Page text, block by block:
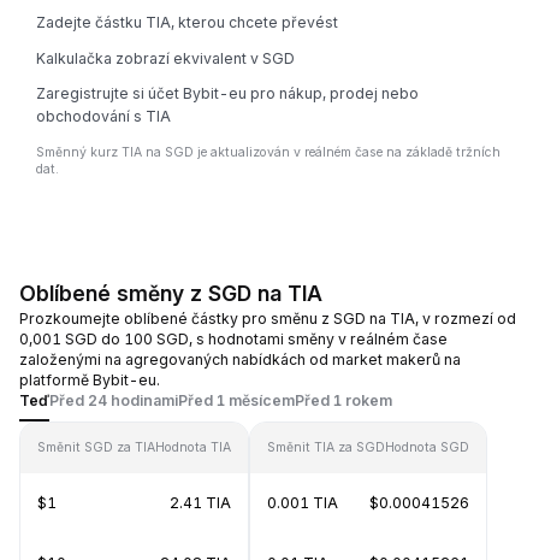
Zadejte částku TIA, kterou chcete převést
Kalkulačka zobrazí ekvivalent v SGD
Zaregistrujte si účet Bybit-eu pro nákup, prodej nebo
obchodování s TIA
Směnný kurz TIA na SGD je aktualizován v reálném čase na základě tržních
dat.
Oblíbené směny z SGD na TIA
Prozkoumejte oblíbené částky pro směnu z SGD na TIA, v rozmezí od
0,001 SGD do 100 SGD, s hodnotami směny v reálném čase
založenými na agregovaných nabídkách od market makerů na
platformě Bybit-eu.
TeďPřed 24 hodinamiPřed 1 měsícemPřed 1 rokem
Směnit SGD za TIAHodnota TIA
$1 2.41 TIA
Směnit TIA za SGDHodnota SGD
0.001 TIA $0.00041526